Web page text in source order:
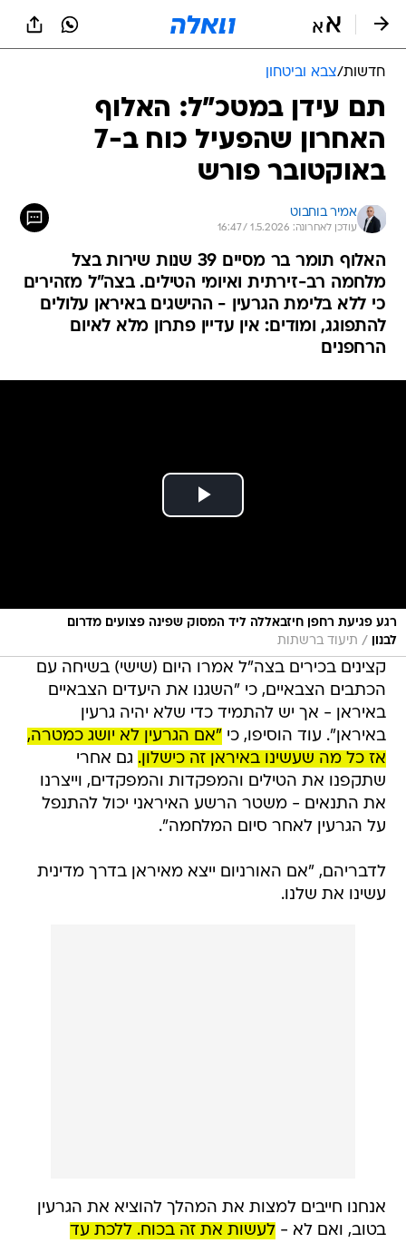
חדשות/צבא וביטחון
תם עידן במטכ"ל: האלוף
האחרון שהפעיל כוח ב-7
באוקטובר פורש
אמיר בוחבוט
עודכן לאחרונה: 1.5.2026 / 16:47
האלוף תומר בר מסיים 39 שנות שירות בצל
מלחמה רב-זירתית ואיומי הטילים. בצה"ל מזהירים
כי ללא בלימת הגרעין - ההישגים באיראן עלולים
להתפוגג, ומודים: אין עדיין פתרון מלא לאיום
הרחפנים
רגע פגיעת רחפן חיזבאללה ליד המסוק שפינה פצועים מדרום
לבנון
/ תיעוד ברשתות
קצינים בכירים בצה"ל אמרו היום (שישי) בשיחה עם
הכתבים הצבאיים, כי "השגנו את היעדים הצבאיים
באיראן - אך יש להתמיד כדי שלא יהיה גרעין
באיראן". עוד הוסיפו, כי "אם הגרעין לא יושג כמטרה,
אז כל מה שעשינו באיראן זה כישלון. גם אחרי
שתקפנו את הטילים והמפקדות והמפקדים, וייצרנו
את התנאים - משטר הרשע האיראני יכול להתנפל
על הגרעין לאחר סיום המלחמה".
לדבריהם, "אם האורניום ייצא מאיראן בדרך מדינית
עשינו את שלנו.
אנחנו חייבים למצות את המהלך להוציא את הגרעין
בטוב, ואם לא -לעשות את זה בכוח. ללכת עד